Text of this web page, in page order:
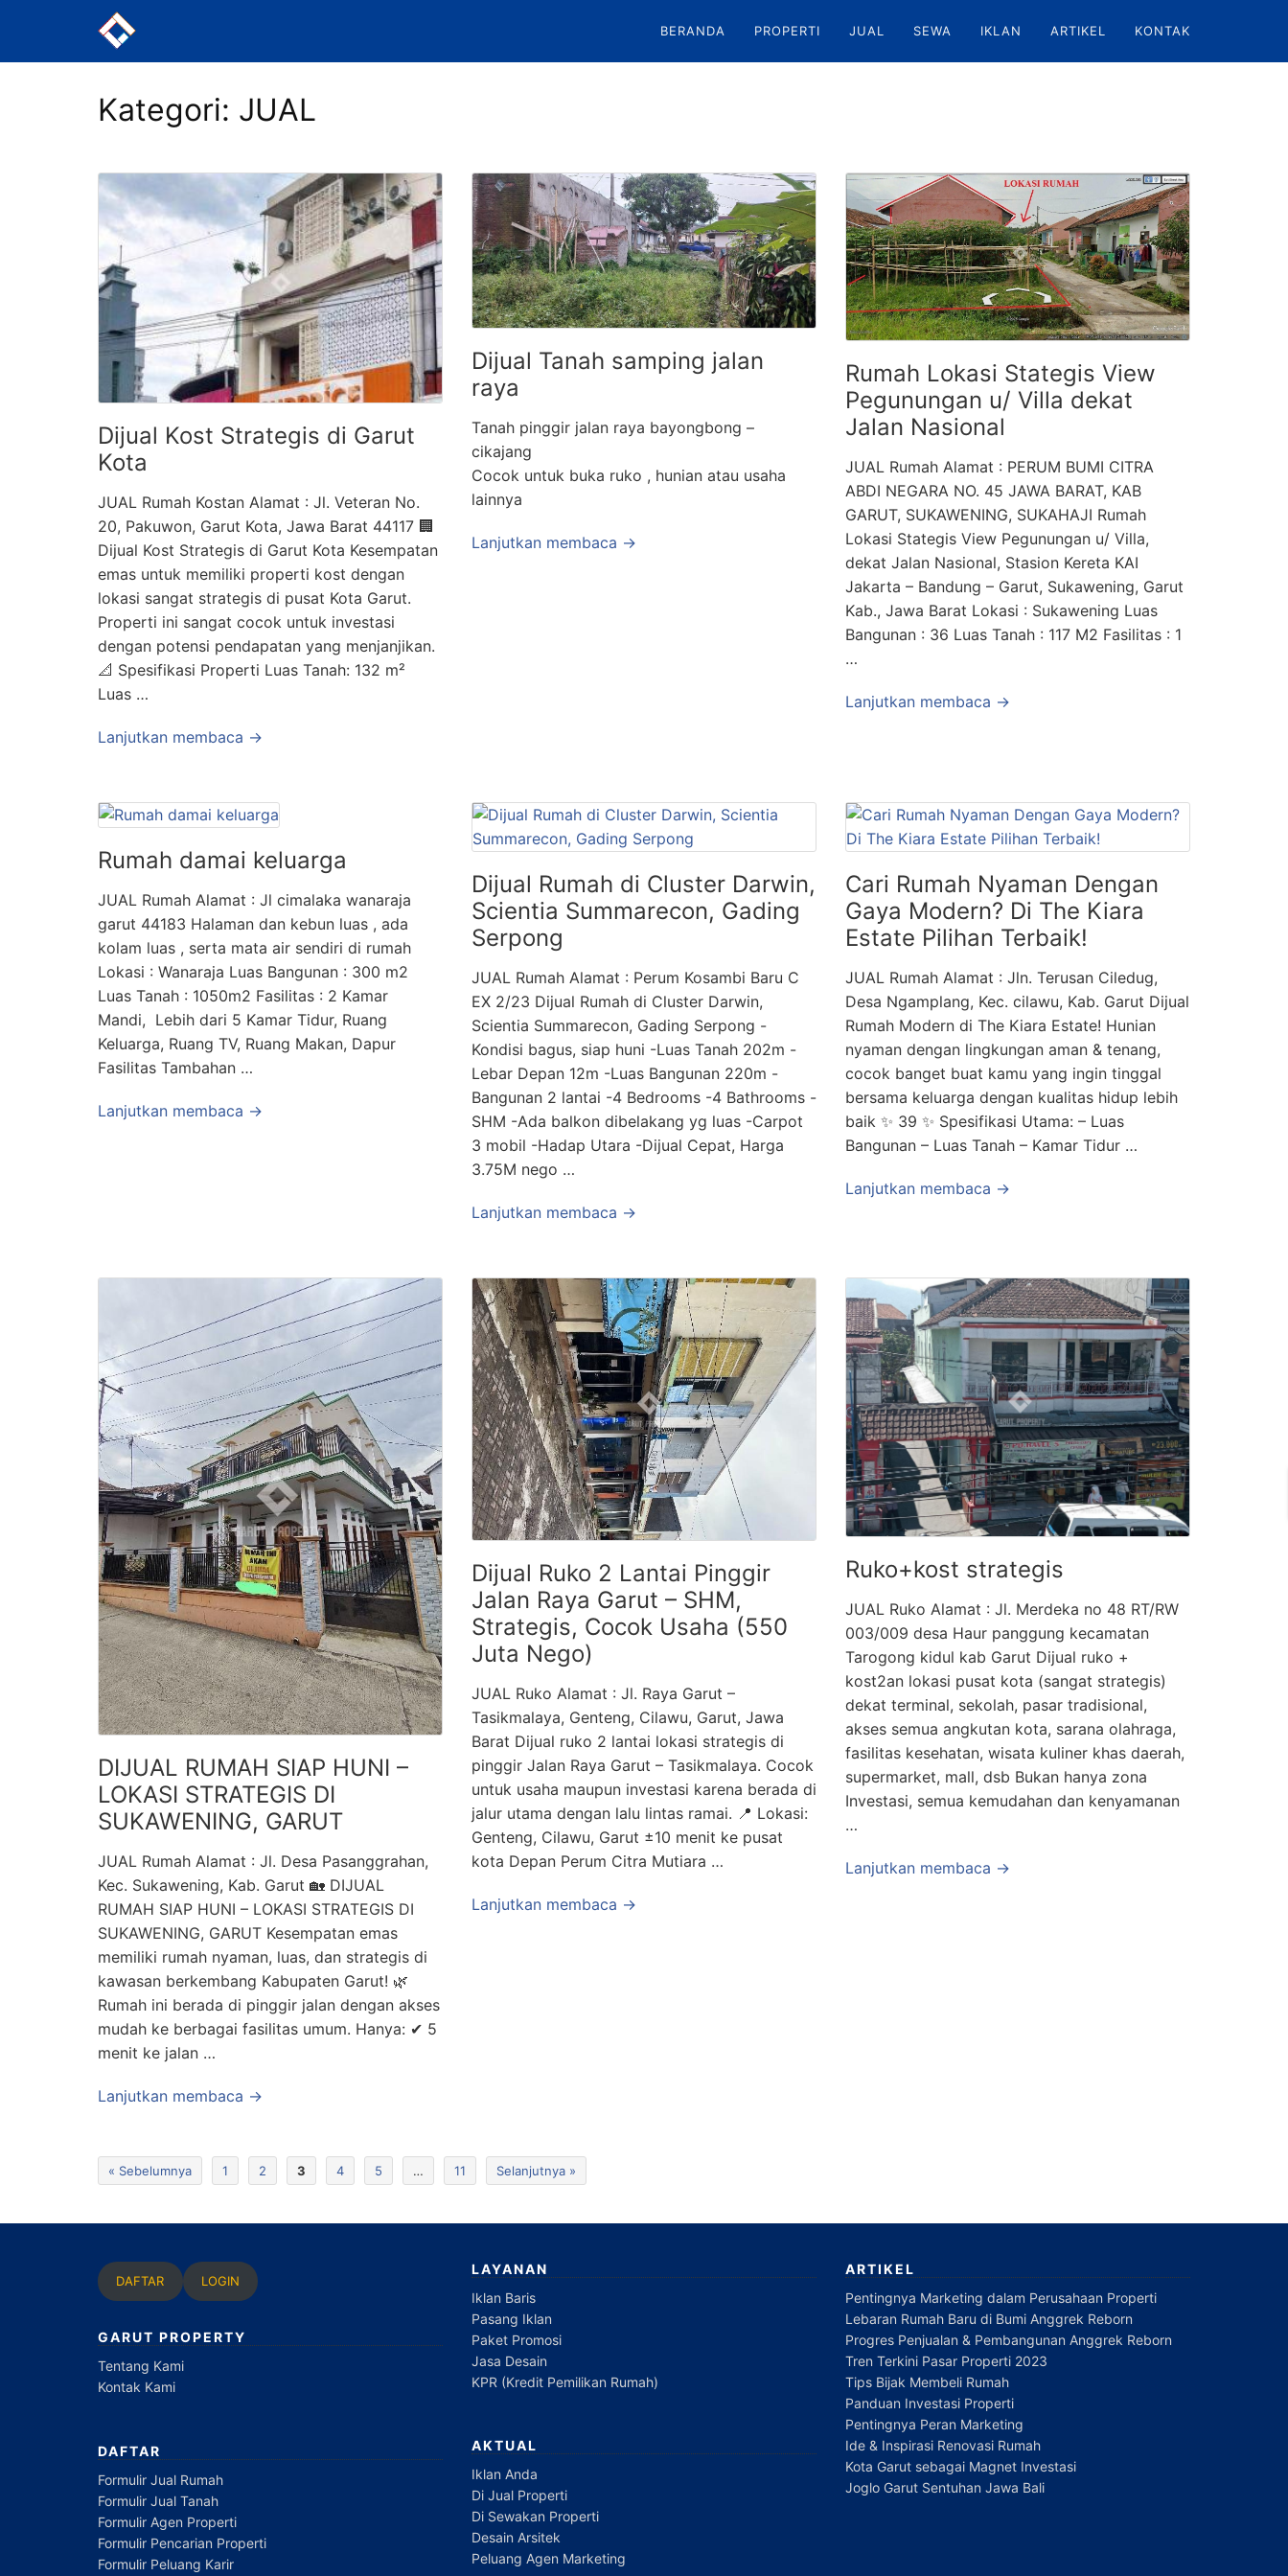
konten
BERANDA PROPERTI JUAL SEWA IKLAN ARTIKEL KONTAK
Kategori: JUAL
Dijual Kost Strategis di Garut
Kota
JUAL Rumah Kostan Alamat : Jl. Veteran No.
20, Pakuwon, Garut Kota, Jawa Barat 44117 🏢
Dijual Kost Strategis di Garut Kota Kesempatan
emas untuk memiliki properti kost dengan
lokasi sangat strategis di pusat Kota Garut.
Properti ini sangat cocok untuk investasi
dengan potensi pendapatan yang menjanjikan.
📐 Spesifikasi Properti Luas Tanah: 132 m²
Luas …
Lanjutkan membaca →
Dijual Tanah samping jalan
raya
Tanah pinggir jalan raya bayongbong –
cikajang
Cocok untuk buka ruko , hunian atau usaha
lainnya
Lanjutkan membaca →
Rumah Lokasi Stategis View
Pegunungan u/ Villa dekat
Jalan Nasional
JUAL Rumah Alamat : PERUM BUMI CITRA
ABDI NEGARA NO. 45 JAWA BARAT, KAB
GARUT, SUKAWENING, SUKAHAJI Rumah
Lokasi Stategis View Pegunungan u/ Villa,
dekat Jalan Nasional, Stasion Kereta KAI
Jakarta – Bandung – Garut, Sukawening, Garut
Kab., Jawa Barat Lokasi : Sukawening Luas
Bangunan : 36 Luas Tanah : 117 M2 Fasilitas : 1
…
Lanjutkan membaca →
Rumah damai keluarga
JUAL Rumah Alamat : Jl cimalaka wanaraja
garut 44183 Halaman dan kebun luas , ada
kolam luas , serta mata air sendiri di rumah
Lokasi : Wanaraja Luas Bangunan : 300 m2
Luas Tanah : 1050m2 Fasilitas : 2 Kamar
Mandi, Lebih dari 5 Kamar Tidur, Ruang
Keluarga, Ruang TV, Ruang Makan, Dapur
Fasilitas Tambahan …
Lanjutkan membaca →
Dijual Rumah di Cluster Darwin,
Scientia Summarecon, Gading
Serpong
JUAL Rumah Alamat : Perum Kosambi Baru C
EX 2/23 Dijual Rumah di Cluster Darwin,
Scientia Summarecon, Gading Serpong -
Kondisi bagus, siap huni -Luas Tanah 202m -
Lebar Depan 12m -Luas Bangunan 220m -
Bangunan 2 lantai -4 Bedrooms -4 Bathrooms -
SHM -Ada balkon dibelakang yg luas -Carpot
3 mobil -Hadap Utara -Dijual Cepat, Harga
3.75M nego …
Lanjutkan membaca →
Cari Rumah Nyaman Dengan
Gaya Modern? Di The Kiara
Estate Pilihan Terbaik!
JUAL Rumah Alamat : Jln. Terusan Ciledug,
Desa Ngamplang, Kec. cilawu, Kab. Garut Dijual
Rumah Modern di The Kiara Estate! Hunian
nyaman dengan lingkungan aman & tenang,
cocok banget buat kamu yang ingin tinggal
bersama keluarga dengan kualitas hidup lebih
baik ✨ 39 ✨ Spesifikasi Utama: – Luas
Bangunan – Luas Tanah – Kamar Tidur …
Lanjutkan membaca →
DIJUAL RUMAH SIAP HUNI –
LOKASI STRATEGIS DI
SUKAWENING, GARUT
JUAL Rumah Alamat : Jl. Desa Pasanggrahan,
Kec. Sukawening, Kab. Garut 🏡 DIJUAL
RUMAH SIAP HUNI – LOKASI STRATEGIS DI
SUKAWENING, GARUT Kesempatan emas
memiliki rumah nyaman, luas, dan strategis di
kawasan berkembang Kabupaten Garut! 🌿
Rumah ini berada di pinggir jalan dengan akses
mudah ke berbagai fasilitas umum. Hanya: ✔ 5
menit ke jalan …
Lanjutkan membaca →
Dijual Ruko 2 Lantai Pinggir
Jalan Raya Garut – SHM,
Strategis, Cocok Usaha (550
Juta Nego)
JUAL Ruko Alamat : Jl. Raya Garut –
Tasikmalaya, Genteng, Cilawu, Garut, Jawa
Barat Dijual ruko 2 lantai lokasi strategis di
pinggir Jalan Raya Garut – Tasikmalaya. Cocok
untuk usaha maupun investasi karena berada di
jalur utama dengan lalu lintas ramai. 📍 Lokasi:
Genteng, Cilawu, Garut ±10 menit ke pusat
kota Depan Perum Citra Mutiara …
Lanjutkan membaca →
Ruko+kost strategis
JUAL Ruko Alamat : Jl. Merdeka no 48 RT/RW
003/009 desa Haur panggung kecamatan
Tarogong kidul kab Garut Dijual ruko +
kost2an lokasi pusat kota (sangat strategis)
dekat terminal, sekolah, pasar tradisional,
akses semua angkutan kota, sarana olahraga,
fasilitas kesehatan, wisata kuliner khas daerah,
supermarket, mall, dsb Bukan hanya zona
Investasi, semua kemudahan dan kenyamanan
…
Lanjutkan membaca →
« Sebelumnya 1 2 3 4 5 … 11 Selanjutnya »
DAFTAR LOGIN
GARUT PROPERTY
Tentang Kami
Kontak Kami
DAFTAR
Formulir Jual Rumah
Formulir Jual Tanah
Formulir Agen Properti
Formulir Pencarian Properti
Formulir Peluang Karir
LAYANAN
Iklan Baris
Pasang Iklan
Paket Promosi
Jasa Desain
KPR (Kredit Pemilikan Rumah)
AKTUAL
Iklan Anda
Di Jual Properti
Di Sewakan Properti
Desain Arsitek
Peluang Agen Marketing
ARTIKEL
Pentingnya Marketing dalam Perusahaan Properti
Lebaran Rumah Baru di Bumi Anggrek Reborn
Progres Penjualan & Pembangunan Anggrek Reborn
Tren Terkini Pasar Properti 2023
Tips Bijak Membeli Rumah
Panduan Investasi Properti
Pentingnya Peran Marketing
Ide & Inspirasi Renovasi Rumah
Kota Garut sebagai Magnet Investasi
Joglo Garut Sentuhan Jawa Bali